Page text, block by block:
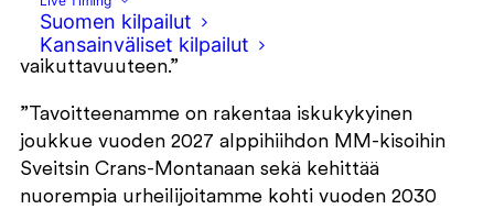
Suomen kilpailut
Kansainväliset kilpailut
arkiharjoittelun kokonaisvaltaiseen parantamiseen
ja sitä kautta valmennuksen laatuun ja sen
vaikuttavuuteen.”
”Tavoitteenamme on rakentaa iskukykyinen
joukkue vuoden 2027 alppihiihdon MM-kisoihin
Sveitsin Crans-Montanaan sekä kehittää
nuorempia urheilijoitamme kohti vuoden 2030